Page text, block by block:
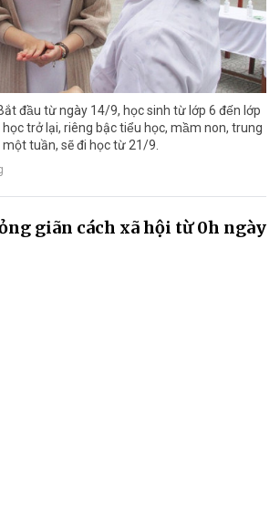
đầu từ ngày 14/9, học sinh từ lớp 6 đến lớp
trở lại, riêng bậc tiểu học, mầm non, trung
tuần, sẽ đi học từ 21/9.
giãn cách xã hội từ 0h ngày